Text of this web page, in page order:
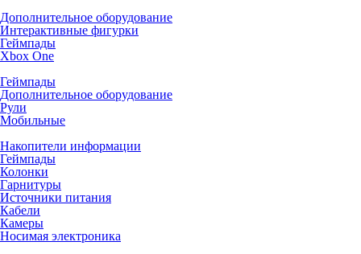
Дополнительное оборудование
Интерактивные фигурки
Геймпады
Xbox One
Геймпады
Дополнительное оборудование
Рули
Мобильные
Накопители информации
Геймпады
Колонки
Гарнитуры
Источники питания
Кабели
Камеры
Носимая электроника